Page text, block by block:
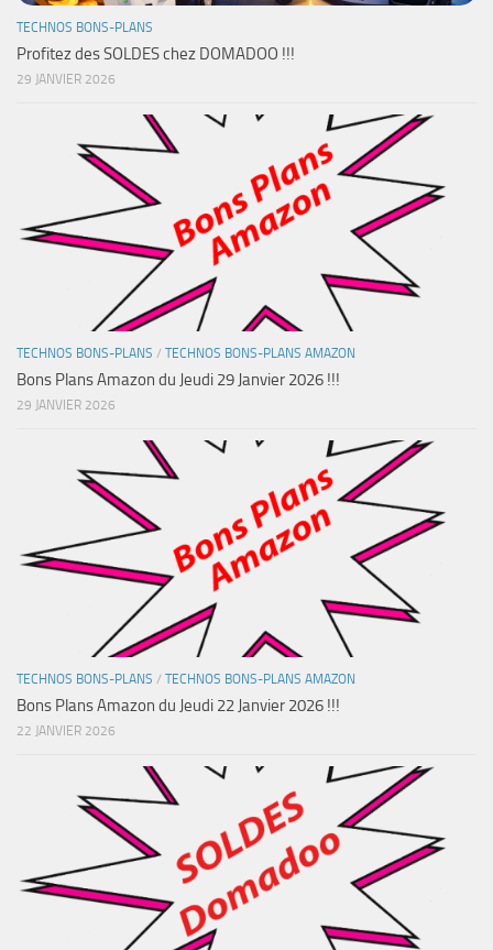
TECHNOS BONS-PLANS
Profitez des SOLDES chez DOMADOO !!!
29 JANVIER 2026
TECHNOS BONS-PLANS / TECHNOS BONS-PLANS AMAZON
Bons Plans Amazon du Jeudi 29 Janvier 2026 !!!
29 JANVIER 2026
TECHNOS BONS-PLANS / TECHNOS BONS-PLANS AMAZON
Bons Plans Amazon du Jeudi 22 Janvier 2026 !!!
22 JANVIER 2026